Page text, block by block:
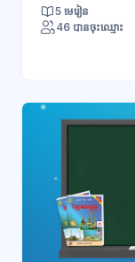
5 មេរៀន
46 បានចុះឈ្មោះ